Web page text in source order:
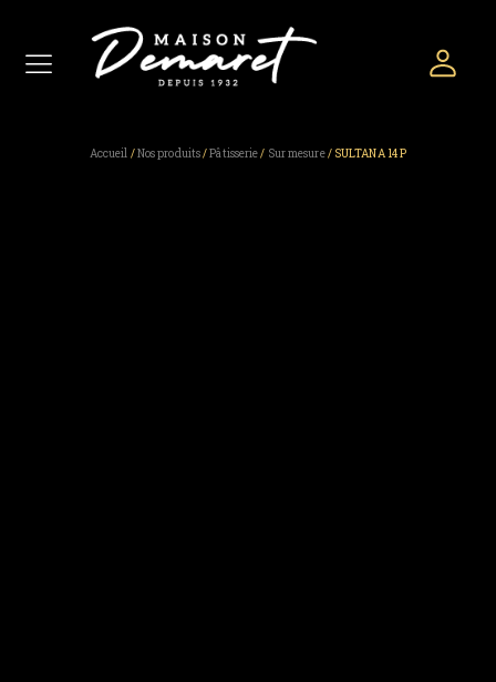
Accueil /Nos produits/Pâtisserie/ Sur mesure/ SULTANA 14 P